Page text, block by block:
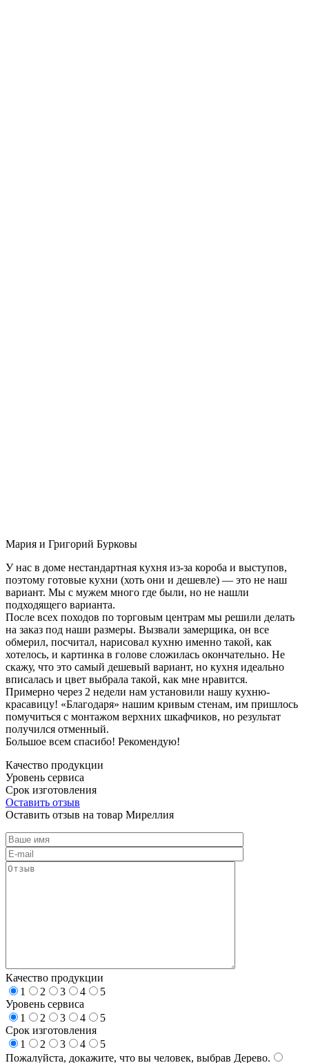
Мария и Григорий Бурковы
У нас в доме нестандартная кухня из-за короба и выступов,
поэтому готовые кухни (хоть они и дешевле) — это не наш
вариант. Мы с мужем много где были, но не нашли
подходящего варианта.
После всех походов по торговым центрам мы решили делать
на заказ под наши размеры. Вызвали замерщика, он все
обмерил, посчитал, нарисовал кухню именно такой, как
хотелось, и картинка в голове сложилась окончательно. Не
скажу, что это самый дешевый вариант, но кухня идеально
вписалась и цвет выбрала такой, как мне нравится.
Примерно через 2 недели нам установили нашу кухню-
красавицу! «Благодаря» нашим кривым стенам, им пришлось
помучиться с монтажом верхних шкафчиков, но результат
получился отменный.
Большое всем спасибо! Рекомендую!
Качество продукции
Уровень сервиса
Срок изготовления
Оставить отзыв
Оставить отзыв на товар Миреллия
Качество продукции
1
2 3 4
5
Уровень сервиса
1
2 3 4
5
Срок изготовления
1
2 3 4
5
Пожалуйста, докажите, что вы человек, выбрав Дерево.